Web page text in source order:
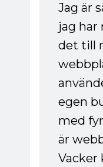
Jag är
jag
det till
egen
med
är
Vacker